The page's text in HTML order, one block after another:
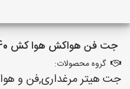
جت فن هواکش هوا کش 140 و 100 و 120 گلخانه دامداری
گروه محصولات:
جت هیتر مرغداری,فن و